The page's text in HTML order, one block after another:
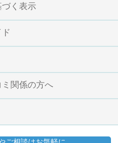
く表示
関係の方へ